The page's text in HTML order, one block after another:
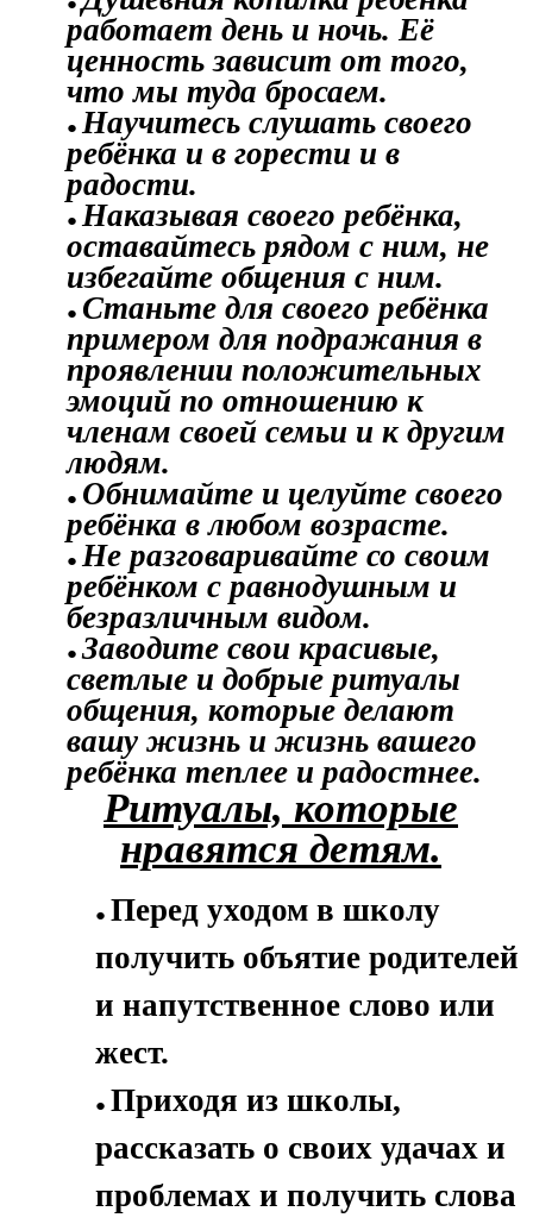
работает день и ночь. Её
ценность зависит от того,
что мы туда бросаем.
Научитесь слушать своего
ребёнка и в горести и в
радости.
Наказывая своего ребёнка,
оставайтесь рядом с ним, не
избегайте общения с ним.
Станьте для своего ребёнка
примером для подражания в
проявлении положительных
эмоций по отношению к
членам своей семьи и к другим
людям.
Обнимайте и целуйте своего
ребёнка в любом возрасте.
Не разговаривайте со своим
ребёнком с равнодушным и
безразличным видом.
Заводите свои красивые,
светлые и добрые ритуалы
общения, которые делают
вашу жизнь и жизнь вашего
ребёнка теплее и радостнее.
Ритуалы, которые
нравятся детям.
Перед уходом в школу
получить объятие родителей
и напутственное слово или
жест.
Приходя из школы,
рассказать о своих удачах и
проблемах и получить слова